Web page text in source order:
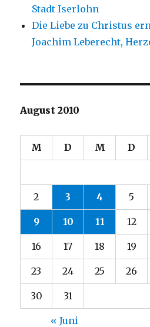
Stadt Iserlohn
Die Liebe zu Christus
Joachim Leberecht,
August 2010
M D M D
2 3 4 5
9 10 11 12
16 17 18 19
23 24 25 26
30 31
« Juni